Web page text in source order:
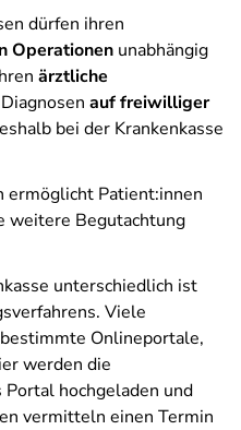
dürfen ihren
Operationen unabhängig
ärztliche
auf freiwilliger
bei der Krankenkasse
ermöglicht Patient:innen
weitere Begutachtung
unterschiedlich ist
Viele
Onlineportale,
werden die
hochgeladen und
vermitteln einen Termin